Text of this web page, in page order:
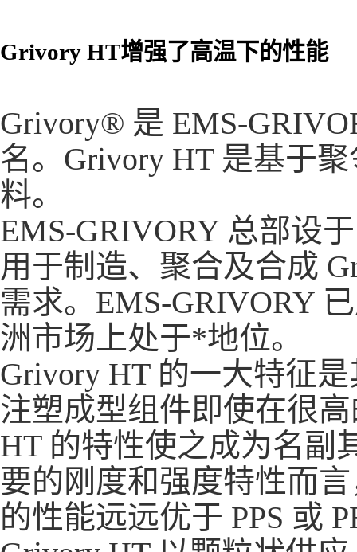
Grivory HT增强了高温下的性能
Grivory® 是 EMS-
名。Grivory HT 是基于
料。
EMS-GRIVORY 总部设
用于制造、聚合及合成
需求。EMS-GRIVORY
洲市场上处于*地位。
Grivory HT 的一大特征
注塑成型组件即使在很
HT 的特性使之成为名副
要的刚度和强度特性而
的性能远远优于 PPS 或